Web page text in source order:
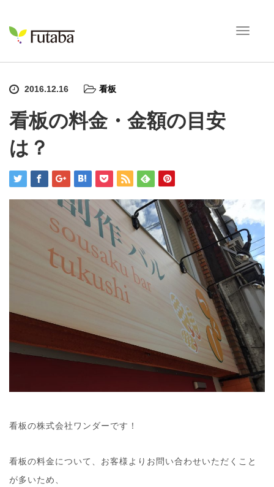
T
o
n
2016.12.16 看板
看板の料金・金額の目安
は？
看板の株式会社ワンダーです！
看板の料金について、お客様よりお問い合わせいただくこと
が多いため、